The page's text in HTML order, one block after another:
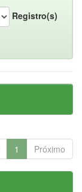
Registro(s)
1 Próximo